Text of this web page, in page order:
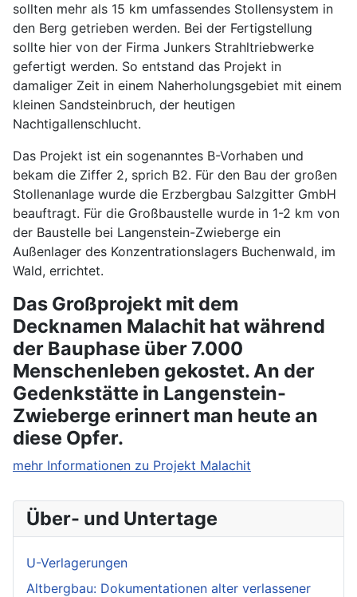
sollten mehr als 15 km umfassendes Stollensystem in
den Berg getrieben werden. Bei der Fertigstellung
sollte hier von der Firma Junkers Strahltriebwerke
gefertigt werden. So entstand das Projekt in
damaliger Zeit in einem Naherholungsgebiet mit einem
kleinen Sandsteinbruch, der heutigen
Nachtigallenschlucht.
Das Projekt ist ein sogenanntes B-Vorhaben und
bekam die Ziffer 2, sprich B2. Für den Bau der großen
Stollenanlage wurde die Erzbergbau Salzgitter GmbH
beauftragt. Für die Großbaustelle wurde in 1-2 km von
der Baustelle bei Langenstein-Zwieberge ein
Außenlager des Konzentrationslagers Buchenwald, im
Wald, errichtet.
Das Großprojekt mit dem
Decknamen Malachit hat während
der Bauphase über 7.000
Menschenleben gekostet. An der
Gedenkstätte in Langenstein-
Zwieberge erinnert man heute an
diese Opfer.
mehr Informationen zu Projekt Malachit
Über- und Untertage
U-Verlagerungen
Altbergbau: Dokumentationen alter verlassener